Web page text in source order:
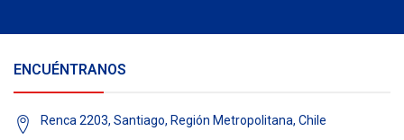
ENCUÉNTRANOS
Renca 2203, Santiago, Región Metropolitana, Chile